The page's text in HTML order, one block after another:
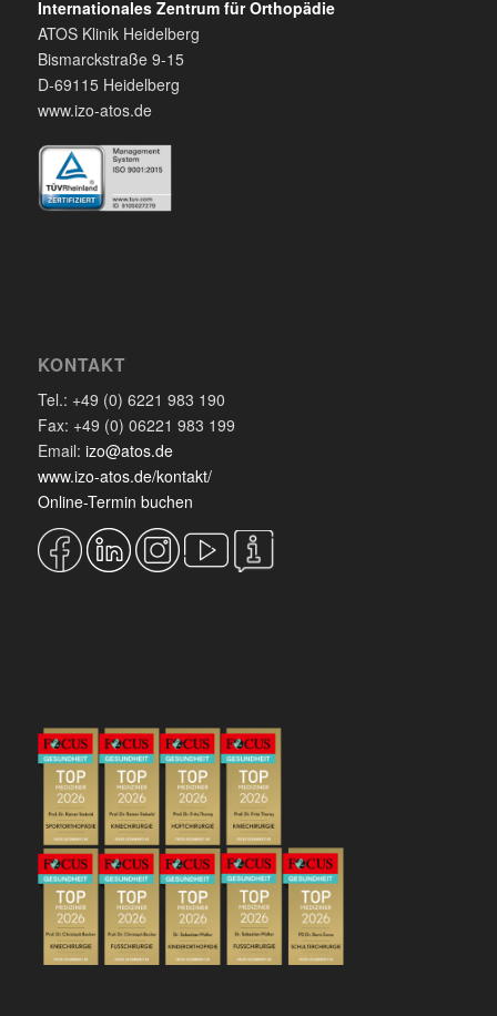
Internationales Zentrum für Orthopädie
ATOS Klinik Heidelberg
Bismarckstraße 9-15
D-69115 Heidelberg
www.izo-atos.de
KONTAKT
Tel.: +49 (0) 6221 983 190
Fax: +49 (0) 06221 983 199
Email: izo@atos.de
www.izo-atos.de/kontakt/
Online-Termin buchen